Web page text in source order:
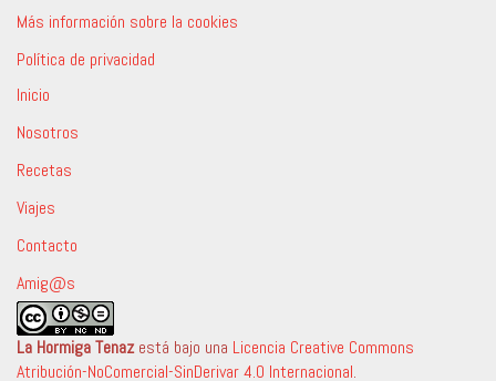
Más información sobre la cookies
Política de privacidad
Inicio
Nosotros
Recetas
Viajes
Contacto
Amig@s
La Hormiga Tenazestá bajo una Licencia Creative Commons
Atribución-NoComercial-SinDerivar 4.0 Internacional.